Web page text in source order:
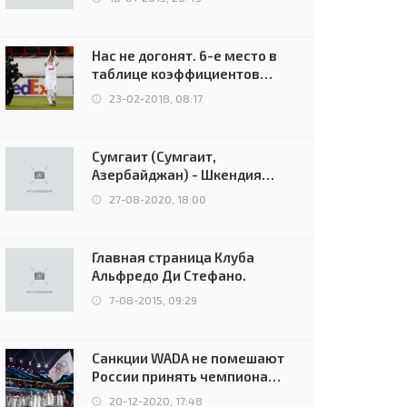
Нас не догонят. 6-е место в
таблице коэффициентов
УЕФА остаётся за Россией
23-02-2018, 08:17
Сумгаит (Сумгаит,
Азербайджан) - Шкендия
(Тетово, Северная
Македония) - 0:2 (0:0)
27-08-2020, 18:00
Главная страница Клуба
Альфредо Ди Стефано.
7-08-2015, 09:29
Санкции WADA не помешают
России принять чемпионат
Европы и финал Лиги
20-12-2020, 17:48